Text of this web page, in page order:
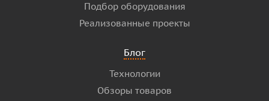
Подбор оборудования
Реализованные проекты
Блог
Технологии
Обзоры товаров